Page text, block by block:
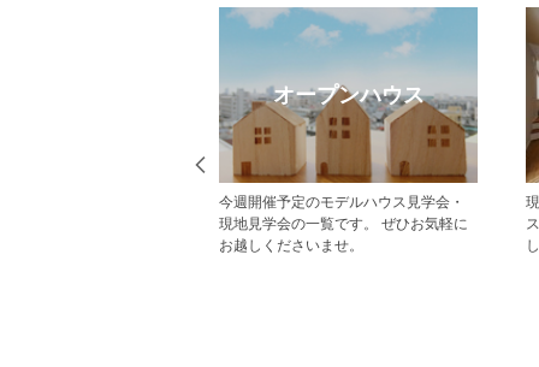
オープンハウス
今週開催予定のモデルハウス見学会・
現地見学会の一覧です。 ぜひお気軽に
お越しくださいませ。